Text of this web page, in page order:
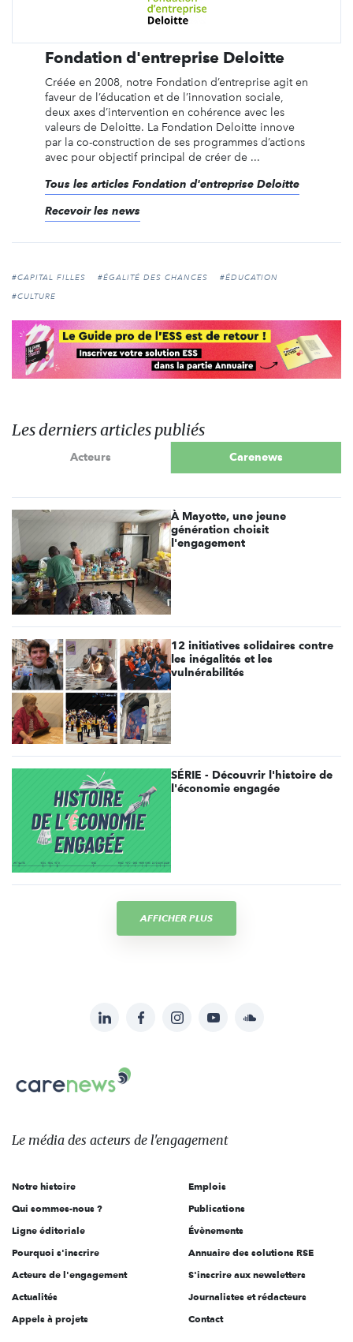
Fondation d'entreprise Deloitte
Créée en 2008, notre Fondation d’entreprise agit en
faveur de l’éducation et de l’innovation sociale,
deux axes d’intervention en cohérence avec les
valeurs de Deloitte. La Fondation Deloitte innove
par la co-construction de ses programmes d’actions
avec pour objectif principal de créer de ...
Tous les articles Fondation d'entreprise Deloitte
Recevoir les news
#CAPITAL FILLES #ÉGALITÉ DES CHANCES
#ÉDUCATION
#CULTURE
Les derniers articles publiés
Acteurs Carenews
À Mayotte, une jeune
génération choisit
l'engagement
12 initiatives solidaires contre
les inégalités et les
vulnérabilités
SÉRIE - Découvrir l'histoire de
l'économie engagée
AFFICHER PLUS
sur:
LinkedInFacebookInstagramYouTubeSoundcloud
Carenews,
Le
des
l'engagement
Le média des acteurs de l'engagement
Notre histoire
Qui sommes-nous ?
Ligne éditoriale
Pourquoi s'inscrire
Acteurs de l'engagement
Actualités
Appels à projets
Emplois
Publications
Évènements
Annuaire des solutions RSE
S'inscrire aux newsletters
Journalistes et rédacteurs
Contact